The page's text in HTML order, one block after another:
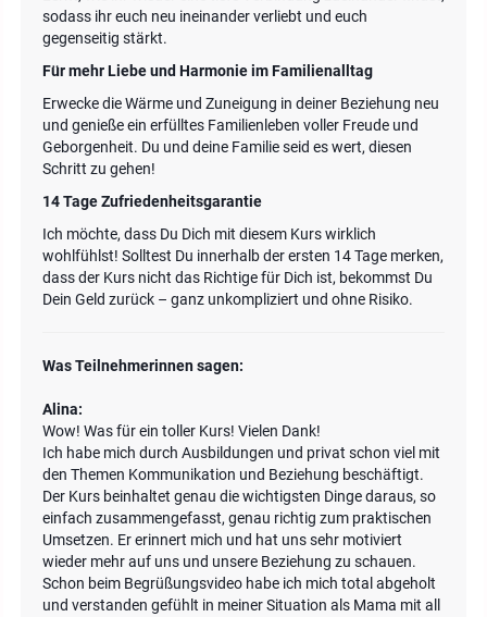
sodass ihr euch neu ineinander verliebt und euch
gegenseitig stärkt.
Für mehr Liebe und Harmonie im Familienalltag
Erwecke die Wärme und Zuneigung in deiner Beziehung neu
und genieße ein erfülltes Familienleben voller Freude und
Geborgenheit. Du und deine Familie seid es wert, diesen
Schritt zu gehen!
14 Tage Zufriedenheitsgarantie
Ich möchte, dass Du Dich mit diesem Kurs wirklich
wohlfühlst! Solltest Du innerhalb der ersten 14 Tage merken,
dass der Kurs nicht das Richtige für Dich ist, bekommst Du
Dein Geld zurück – ganz unkompliziert und ohne Risiko.
Was Teilnehmerinnen sagen:
Alina:
Wow! Was für ein toller Kurs! Vielen Dank!
Ich habe mich durch Ausbildungen und privat schon viel mit
den Themen Kommunikation und Beziehung beschäftigt.
Der Kurs beinhaltet genau die wichtigsten Dinge daraus, so
einfach zusammengefasst, genau richtig zum praktischen
Umsetzen. Er erinnert mich und hat uns sehr motiviert
wieder mehr auf uns und unsere Beziehung zu schauen.
Schon beim Begrüßungsvideo habe ich mich total abgeholt
und verstanden gefühlt in meiner Situation als Mama mit all